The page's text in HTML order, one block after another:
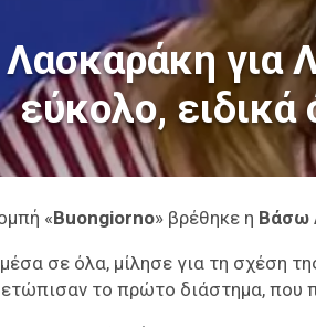
για
εύκολο, ειδικά
«Buongiorno» βρέθηκε η Βάσω
σε όλα, μίλησε για τη σχέση
το πρώτο διάστημα, που